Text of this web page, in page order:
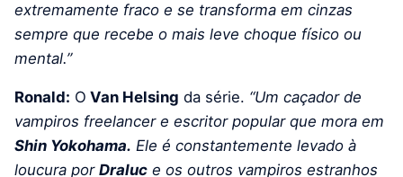
extremamente fraco e se transforma em cinzas
sempre que recebe o mais leve choque físico ou
mental.”
Ronald: O Van Helsing da série. “Um caçador de
vampiros freelancer e escritor popular que mora em
Shin Yokohama. Ele é constantemente levado à
loucura por Draluc e os outros vampiros estranhos